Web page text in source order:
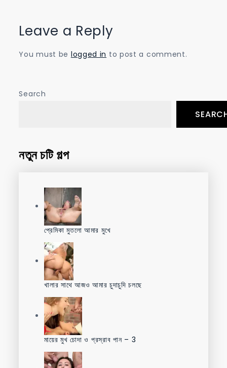
Leave a Reply
You must be logged in to post a comment.
Search
নতুন চটি গল্প
প্রেমিকা মুতলো আমার মুখে
খালার সাথে আজও আমার চুদাচুদি চলছে
মায়ের মুখ চোদা ও প্রস্রাব পান – 3